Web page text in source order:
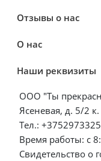
Отзывы о нас
О нас
Наши реквизиты
ООО "Ты
Ясеневая, д. 5/2 к.
Тел.:
Время работы: с
Свидетельство о